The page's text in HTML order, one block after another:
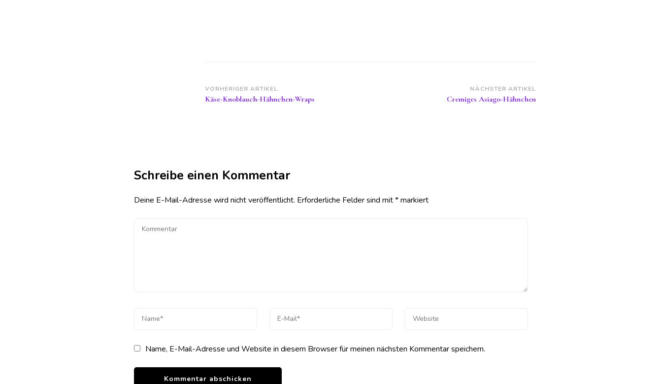
Beitragsnavigation
VORHERIGER ARTIKEL
Käse-Knoblauch-Hähnchen-Wraps
NÄCHSTER ARTIKEL
Cremiges Asiago-Hähnchen
Schreibe einen Kommentar
Deine E-Mail-Adresse wird nicht veröffentlicht. Erforderliche Felder sind mit*markiert
Name, E-Mail-Adresse und Website in diesem Browser für meinen nächsten Kommentar speichern.